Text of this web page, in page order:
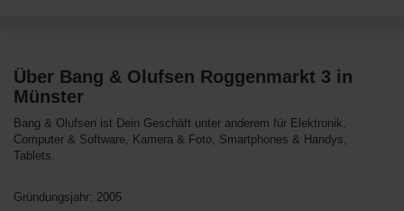
Über Bang & Olufsen Roggenmarkt 3 in
Münster
Bang & Olufsen ist Dein Geschäft unter anderem für Elektronik,
Computer & Software, Kamera & Foto, Smartphones & Handys,
Tablets.
Gründungsjahr: 2005